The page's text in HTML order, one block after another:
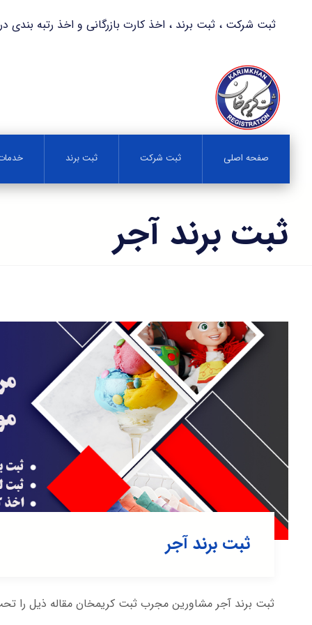
ثبت شرکت ، ثبت برند ، اخذ کارت بازرگانی و اخذ رتبه بندی در کمترین
صفحه اصلی ثبت شرکت ثبت برند
ثبت برند آجر
ثبت برند آجر
ثبت برند آجر مشاورین مجرب ثبت کریمخان مقاله ذیل را